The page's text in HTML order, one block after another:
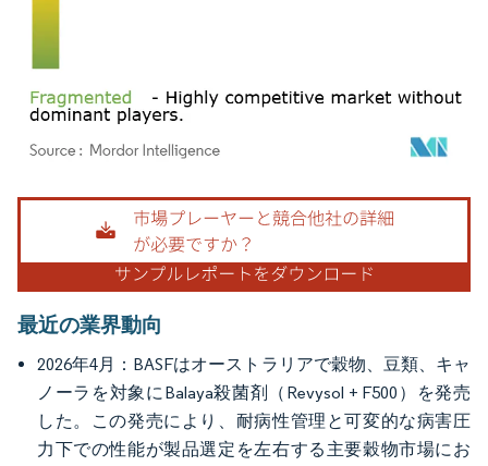
画像 © Mordor Intelligence。再利用にはCC BY 4.0の表示が必要です。
最近の業界動向
2026年4月：BASFはオーストラリアで穀物、豆類、キャ
ノーラを対象にBalaya殺菌剤（Revysol + F500）を発売
した。この発売により、耐病性管理と可変的な病害圧
力下での性能が製品選定を左右する主要穀物市場にお